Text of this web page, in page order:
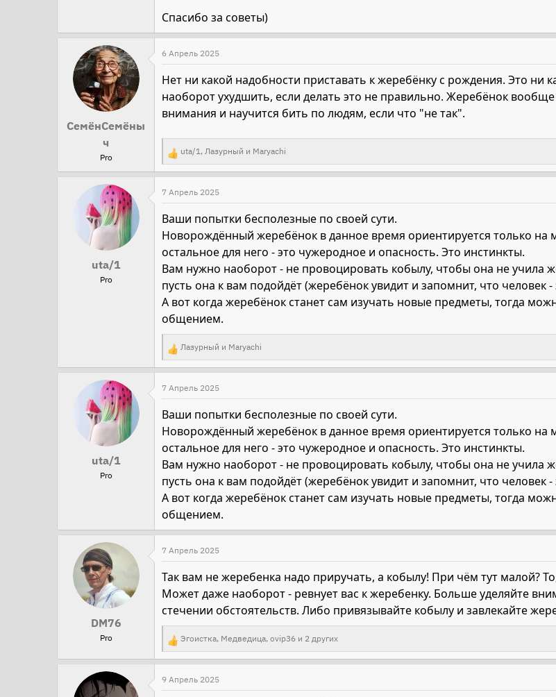
вниманием на ребенка. Поэтому да, мне можно подходить ко всем жеребятам, и
Спасибо за советы)
СемёнСемёны
ч
Pro
6 Апрель 2025
Нет ни какой надобности приставать к жеребёнку с рождения. Это
наоборот ухудшить, если делать это не правильно. Жеребёнок
внимания и научится бить по людям, если что "не так".
Р
е
а
ц
и
и
:
uta/1 , Лазурный и Maryachi
uta/1
Pro
7 Апрель 2025
Ваши попытки бесполезные по своей сути.
Новорождённый жеребёнок в данное время ориентируется только на
остальное для него - это чужеродное и опасность. Это инстинкты.
Вам нужно наоборот - не провоцировать кобылу, чтобы она не учила
пусть она к вам подойдёт (жеребёнок увидит и запомнит, что человек
А вот когда жеребёнок станет сам изучать новые предметы, тогда
общением.
Р
е
а
ц
и
и
:
Лазурный и Maryachi
uta/1
Pro
7 Апрель 2025
Ваши попытки бесполезные по своей сути.
Новорождённый жеребёнок в данное время ориентируется только на
остальное для него - это чужеродное и опасность. Это инстинкты.
Вам нужно наоборот - не провоцировать кобылу, чтобы она не учила
пусть она к вам подойдёт (жеребёнок увидит и запомнит, что человек
А вот когда жеребёнок станет сам изучать новые предметы, тогда
общением.
DM76
Pro
7 Апрель 2025
Так вам не жеребенка надо приручать, а кобылу! При чём тут малой?
Может даже наоборот - ревнует вас к жеребенку. Больше уделяйте
стечении обстоятельств. Либо привязывайте кобылу и завлекайте
Р
е
а
Эгоистка, Медведица, ovip36 и 2 других
9 Апрель 2025